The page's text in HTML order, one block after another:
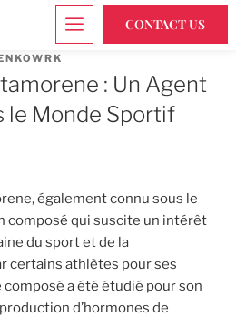
CONTACT US
: Un Agent
le Monde Sportif
également connu sous le
composé qui suscite un intérêt
du sport et de la
certains athlètes pour ses
a été étudié pour son
d’hormones de